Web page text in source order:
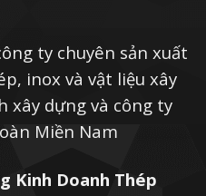
ty chuyên sản xuất
inox và vật liệu xây
xây dựng và công ty
Miền Nam
Kinh Doanh Thép